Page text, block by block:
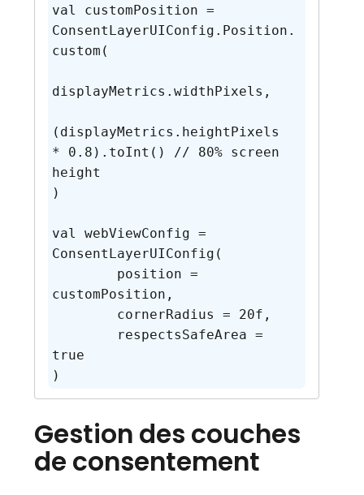
val customPosition =
ConsentLayerUIConfig.Position.
custom(
displayMetrics.widthPixels,
(displayMetrics.heightPixels
* 0.8).toInt() // 80% screen
height
)
val webViewConfig =
ConsentLayerUIConfig(
customPosition,
true
)
Gestion des couches
de consentement